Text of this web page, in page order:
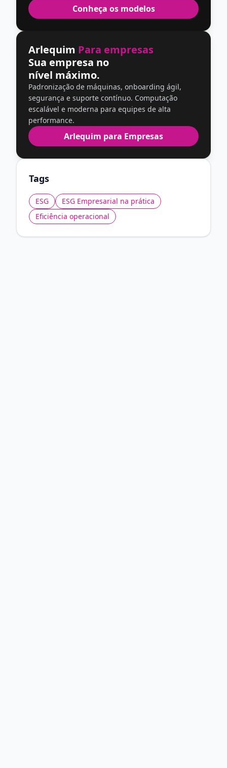
Conheça os modelos
Arlequim Para empresas
Sua empresa no
nível máximo.
Padronização de máquinas, onboarding ágil,
segurança e suporte contínuo. Computação
escalável e moderna para equipes de alta
performance.
Arlequim para Empresas
Tags
ESG
ESG Empresarial na prática
Eficiência operacional